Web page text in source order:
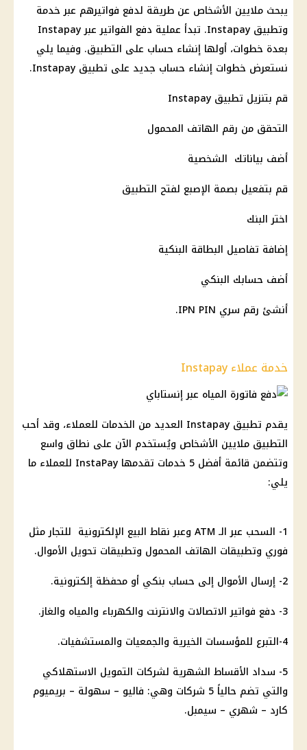
يبحث ملايين الأشخاص عن طريقة لدفع فواتيرهم عبر خدمة
وتطبيق Instapay. تبدأ عملية دفع الفواتير عبر Instapay
بعدة خطوات، أولها إنشاء حساب على التطبيق. وفيما يلي
نستعرض خطوات إنشاء حساب جديد على تطبيق Instapay.
قم بتنزيل تطبيق Instapay
التحقق من رقم الهاتف المحمول
أضف بياناتك الشخصية
قم بتفعيل بصمة الإصبع لفتح التطبيق
اختر البنك
إضافة تفاصيل البطاقة البنكية
أضف حسابك البنكي
أنشئ رقم سري IPN PIN.
خدمة عملاء Instapay
يقدم تطبيق Instapay العديد من الخدمات للعملاء، وقد أحب
التطبيق ملايين الأشخاص ويُستخدم الآن على نطاق واسع
وتتضمن قائمة أفضل 5 خدمات تقدمها InstaPay للعملاء ما
يلي:
1- السحب عبر الـ ATM وعبر نقاط البيع الإلكترونية للتجار مثل
فوري وتطبيقات الهاتف المحمول وتطبيقات تحويل الأموال.
2- إرسال الأموال إلى حساب بنكي أو محفظة إلكترونية.
3- دفع فواتير الاتصالات والانترنت والكهرباء والمياه والغاز.
4-التبرع للمؤسسات الخيرية والجمعيات والمستشفيات.
5- سداد الأقساط الشهرية لشركات التمويل الاستهلاكي
والتي تضم حالياً 5 شركات وهي: فاليو – سهولة – بريميوم
كارد – شهري – سيمبل.